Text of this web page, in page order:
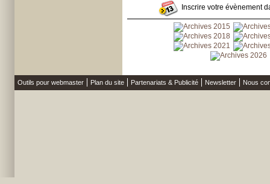
Inscrire votre évènement
Outils pour webmaster Plan du site Partenariats & Publicité Newsletter Nous